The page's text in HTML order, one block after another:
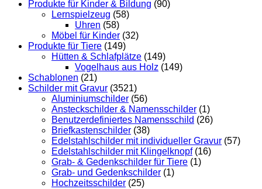
Produkte für Kinder & Bildung (90)
Lernspielzeug (58)
Uhren (58)
Möbel für Kinder (32)
Produkte für Tiere (149)
Hütten & Schlafplätze (149)
Vogelhaus aus Holz (149)
Schablonen (21)
Schilder mit Gravur (3521)
Aluminiumschilder (56)
Ansteckschilder & Namensschilder (1)
Benutzerdefiniertes Namensschild (26)
Briefkastenschilder (38)
Edelstahlschilder mit individueller Gravur (57)
Edelstahlschilder mit Klingelknopf (16)
Grab- & Gedenkschilder für Tiere (1)
Grab- und Gedenkschilder (1)
Hochzeitsschilder (25)